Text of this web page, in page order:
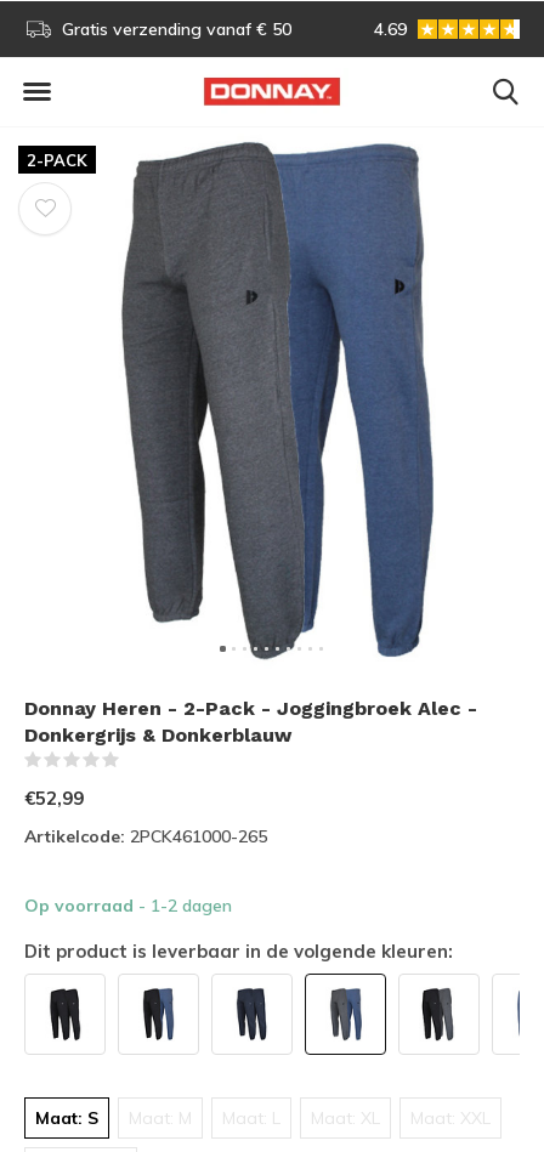
Gratis verzending vanaf € 50 Gratis omruilen
4.69
2-PACK
Donnay Heren - 2-Pack - Joggingbroek Alec -
Donkergrijs & Donkerblauw
€52,99
Artikelcode: 2PCK461000-265
Op voorraad - 1-2 dagen
Dit product is leverbaar in de volgende kleuren:
Maat: S Maat: M Maat: L Maat: XL Maat: XXL